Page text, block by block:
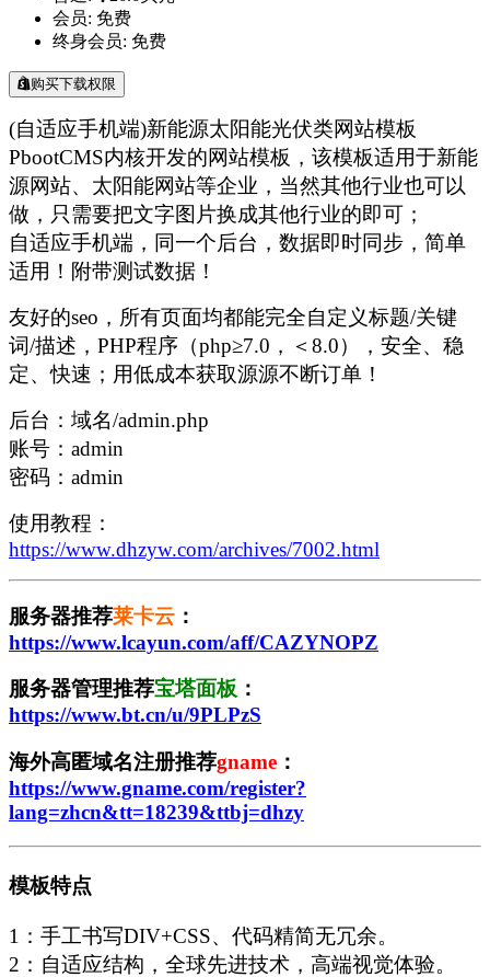
会员: 免费
终身会员: 免费
购买下载权限
(自适应手机端)新能源太阳能光伏类网站模板
PbootCMS内核开发的网站模板，该模板适用于新能
源网站、太阳能网站等企业，当然其他行业也可以
做，只需要把文字图片换成其他行业的即可；
自适应手机端，同一个后台，数据即时同步，简单
适用！附带测试数据！
友好的seo，所有页面均都能完全自定义标题/关键
词/描述，PHP程序（php≥7.0，＜8.0），安全、稳
定、快速；用低成本获取源源不断订单！
后台：域名/admin.php
账号：admin
密码：admin
使用教程：
https://www.dhzyw.com/archives/7002.html
服务器推荐莱卡云 ：
https://www.lcayun.com/aff/CAZYNOPZ
服务器管理推荐宝塔面板 ：
https://www.bt.cn/u/9PLPzS
海外高匿域名注册推荐gname ：
https://www.gname.com/register?
lang=zhcn&tt=18239&ttbj=dhzy
模板特点
1：手工书写DIV+CSS、代码精简无冗余。
2：自适应结构，全球先进技术，高端视觉体验。